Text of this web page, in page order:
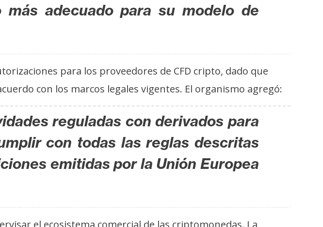
adecuado para su modelo de
para los proveedores de CFD cripto, dado que
con los marcos legales vigentes. El organismo agregó:
reguladas con derivados para
con todas las reglas descritas
emitidas por la Unión Europea
el ecosistema comercial de las criptomonedas. La